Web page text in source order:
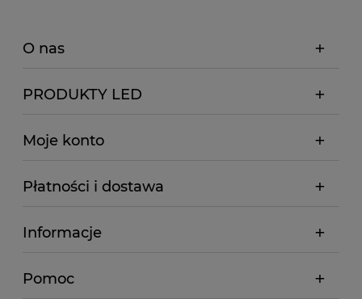
O nas
PRODUKTY LED
Moje konto
Płatności i dostawa
Informacje
Pomoc